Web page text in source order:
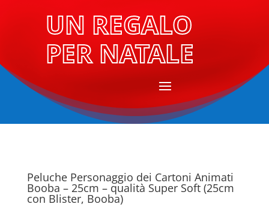
UN REGALO
PER NATALE
Peluche Personaggio dei Cartoni Animati
Booba – 25cm – qualità Super Soft (25cm
con Blister, Booba)